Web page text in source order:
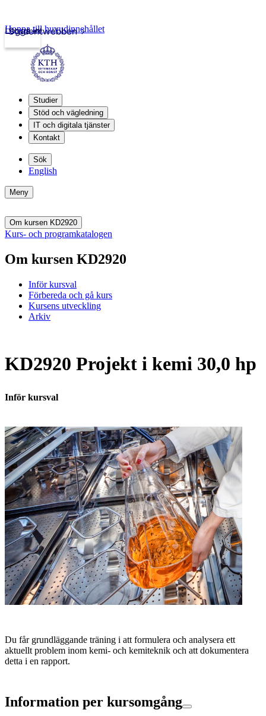
Studentwebben
Logga in
Hoppa till huvudinnehållet
Studier
Stöd och vägledning
IT och digitala tjänster
Kontakt
Sök
English
Meny
Om kursen KD2920
Kurs- och programkatalogen
Om kursen KD2920
Inför kursval
Förbereda och gå kurs
Kursens utveckling
Arkiv
KD2920 Projekt i kemi 30,0 hp
Inför kursval
Du får grundläggande träning i att formulera och analysera ett
aktuellt problem inom kemi- och kemiteknik och att dokumentera
detta i en rapport.
Information per kursomgång